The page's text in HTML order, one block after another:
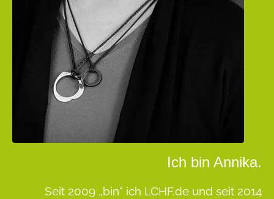
Ich bin Annika.
Seit 2009 „bin“ ich LCHF.de und seit 2014